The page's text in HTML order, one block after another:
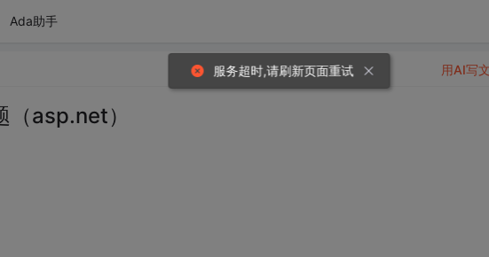
Ada助手
asp.net）
用AI写
服务超时,请刷新页面重试